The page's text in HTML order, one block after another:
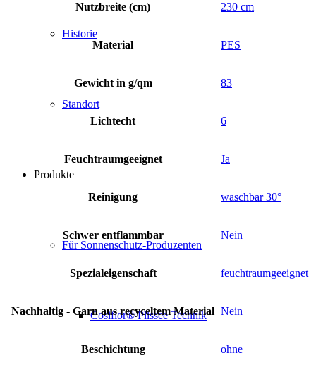
Historie
Standort
Produkte
Für Sonnenschutz-Produzenten
Cosiflor® Plissee Technik
Nutzbreite (cm) 230 cm
Material PES
Gewicht in g/qm 83
Lichtecht 6
Feuchtraumgeeignet Ja
Reinigung waschbar 30°
Schwer entflammbar Nein
Spezialeigenschaft feuchtraumgeeignet
Nachhaltig - Garn aus recyceltem Material Nein
Beschichtung ohne